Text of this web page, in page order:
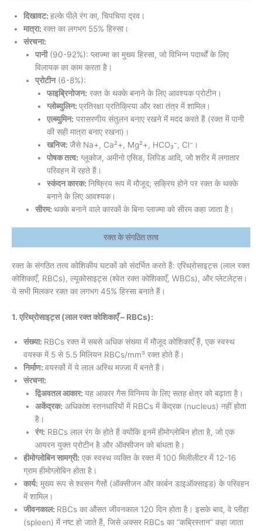
दिखावट: हल्के पीले रंग का, चिपचिपा द्रव।
मात्रा: रक्त का लगभग 55% हिस्सा।
संरचना:
पानी(90-92%): प्लाज्मा का मुख्य हिस्सा, जो विभिन्न पदार्थों के लिए
विलायक का काम करता है।
प्रोटीन(6-8%):
फाइब्रिनोजन: रक्त के थक्के बनाने के लिए आवश्यक प्रोटीन।
ग्लोब्युलिन: प्रतिरक्षा प्रतिक्रिया और रक्षा तंत्र में शामिल।
एल्ब्युमिन: परासरणीय संतुलन बनाए रखने में मदद करते हैं (रक्त में पानी
की सही मात्रा बनाए रखना)।
खनिज: जैसे Na+, Ca²+, Mg²+, HCO₃⁻, Cl⁻।
पोषक तत्व: ग्लूकोज, अमीनो एसिड, लिपिड आदि, जो शरीर में लगातार
परिवहन में रहते हैं।
स्कंदन कारक: निष्क्रिय रूप में मौजूद; सक्रिय होने पर रक्त के थक्के
बनाने के लिए आवश्यक।
सीरम: थक्के बनाने वाले कारकों के बिना प्लाज्मा को सीरम कहा जाता है।
रक्त के संगठित तत्व
रक्त के संगठित तत्व कोशिकीय घटकों को संदर्भित करते हैं: एरिथ्रोसाइट्स (लाल रक्त
कोशिकाएँ, RBCs), ल्यूकोसाइट्स (श्वेत रक्त कोशिकाएँ, WBCs), और प्लेटलेट्स।
ये सभी मिलकर रक्त का लगभग 45% हिस्सा बनाते हैं।
1. एरिथ्रोसाइट्स (लाल रक्त कोशिकाएँ – RBCs):
संख्या: RBCs रक्त में सबसे अधिक संख्या में मौजूद कोशिकाएँ हैं, एक स्वस्थ
वयस्क में 5 से 5.5 मिलियन RBCs/mm³ रक्त होते हैं।
निर्माण: वयस्कों में ये लाल अस्थि मज्जा में बनते हैं।
संरचना:
द्विअवतल आकार: यह आकार गैस विनिमय के लिए सतह क्षेत्र को बढ़ाता है।
अकेंद्रक: अधिकांश स्तनधारियों में RBCs में केंद्रक (nucleus) नहीं होता
है।
रंग: RBCs लाल रंग के होते हैं क्योंकि इनमें हीमोग्लोबिन होता है, जो एक
आयरन युक्त प्रोटीन है और ऑक्सीजन को बांधता है।
हीमोग्लोबिन सामग्री: एक स्वस्थ व्यक्ति के रक्त में 100 मिलीलीटर में 12-16
ग्राम हीमोग्लोबिन होता है।
कार्य: मुख्य रूप से श्वसन गैसों (ऑक्सीजन और कार्बन डाइऑक्साइड) के परिवहन
में शामिल।
जीवनकाल: RBCs का औसत जीवनकाल 120 दिन होता है। इसके बाद, वे प्लीहा
(spleen) में नष्ट हो जाते हैं, जिसे अक्सर RBCs का “कब्रिस्तान” कहा जाता